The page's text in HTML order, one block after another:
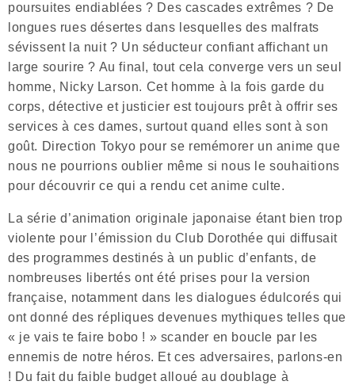
poursuites endiablées ? Des cascades extrêmes ? De
longues rues désertes dans lesquelles des malfrats
sévissent la nuit ? Un séducteur confiant affichant un
large sourire ? Au final, tout cela converge vers un seul
homme, Nicky Larson. Cet homme à la fois garde du
corps, détective et justicier est toujours prêt à offrir ses
services à ces dames, surtout quand elles sont à son
goût. Direction Tokyo pour se remémorer un anime que
nous ne pourrions oublier même si nous le souhaitions
pour découvrir ce qui a rendu cet anime culte.
La série d’animation originale japonaise étant bien trop
violente pour l’émission du Club Dorothée qui diffusait
des programmes destinés à un public d’enfants, de
nombreuses libertés ont été prises pour la version
française, notamment dans les dialogues édulcorés qui
ont donné des répliques devenues mythiques telles que
« je vais te faire bobo ! » scander en boucle par les
ennemis de notre héros. Et ces adversaires, parlons-en
! Du fait du faible budget alloué au doublage à